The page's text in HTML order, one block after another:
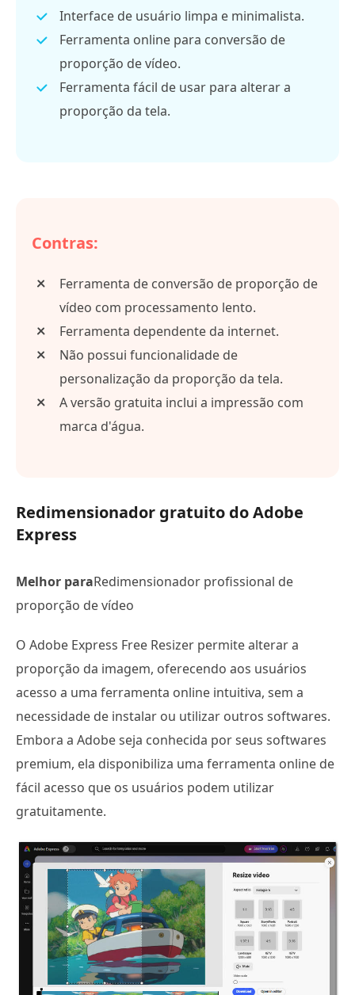
Interface de usuário limpa e minimalista.
Ferramenta online para conversão de
proporção de vídeo.
Ferramenta fácil de usar para alterar a
proporção da tela.
Contras:
Ferramenta de conversão de proporção de
vídeo com processamento lento.
Ferramenta dependente da internet.
Não possui funcionalidade de
personalização da proporção da tela.
A versão gratuita inclui a impressão com
marca d'água.
Redimensionador gratuito do Adobe
Express
Melhor paraRedimensionador profissional de
proporção de vídeo
O Adobe Express Free Resizer permite alterar a
proporção da imagem, oferecendo aos usuários
acesso a uma ferramenta online intuitiva, sem a
necessidade de instalar ou utilizar outros softwares.
Embora a Adobe seja conhecida por seus softwares
premium, ela disponibiliza uma ferramenta online de
fácil acesso que os usuários podem utilizar
gratuitamente.